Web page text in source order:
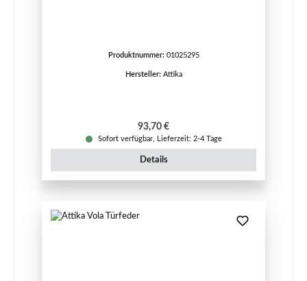
Produktnummer: 01025295
Hersteller: Attika
Regulärer Preis:
93,70 €
Sofort verfügbar, Lieferzeit: 2-4 Tage
Details